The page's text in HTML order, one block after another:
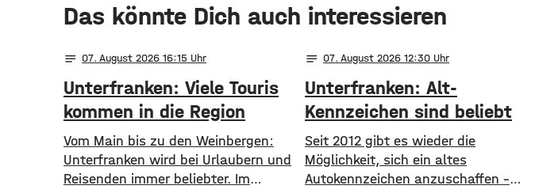
Das könnte Dich auch interessieren
notes 07. August 2026 16:15
Unterfranken: Viele Touris
kommen in die Region
Vom Main bis zu den Weinbergen:
Unterfranken wird bei Urlaubern und
Reisenden immer beliebter. Im
notes 07. August 2026 12:30
Unterfranken: Alt-
Kennzeichen sind beliebt
Seit 2012 gibt es wieder die
Möglichkeit, sich ein altes
Autokennzeichen anzuschaffen –